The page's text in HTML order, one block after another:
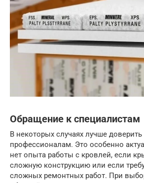
Обращение к специалистам
В некоторых случаях лучше
профессионалам. Это особенно
нет опыта работы с кровлей, если
сложную конструкцию или если
сложных ремонтных работ. При